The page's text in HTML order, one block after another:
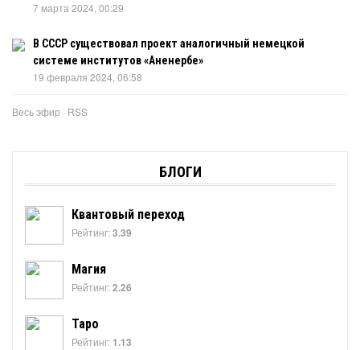
7 марта 2024, 00:29
В СССР существовал проект аналогичный немецкой
системе институтов «Аненербе»
19 февраля 2024, 06:58
Весь эфир · RSS
БЛОГИ
Квантовый переход
Рейтинг:3.39
Магия
Рейтинг:2.26
Таро
Рейтинг: 1.13